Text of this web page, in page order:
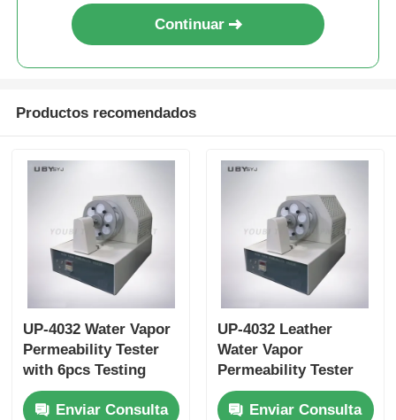
Continuar
Productos recomendados
UP-4032 Water Vapor
Permeability Tester
with 6pcs Testing
Bottle, 75 ±5cpm
Bottles Holder Speed,
Enviar Consulta
UP-4032 Leather
Water Vapor
Permeability Tester
with 6pcs Testing
Bottle for Footwear
Enviar Consulta